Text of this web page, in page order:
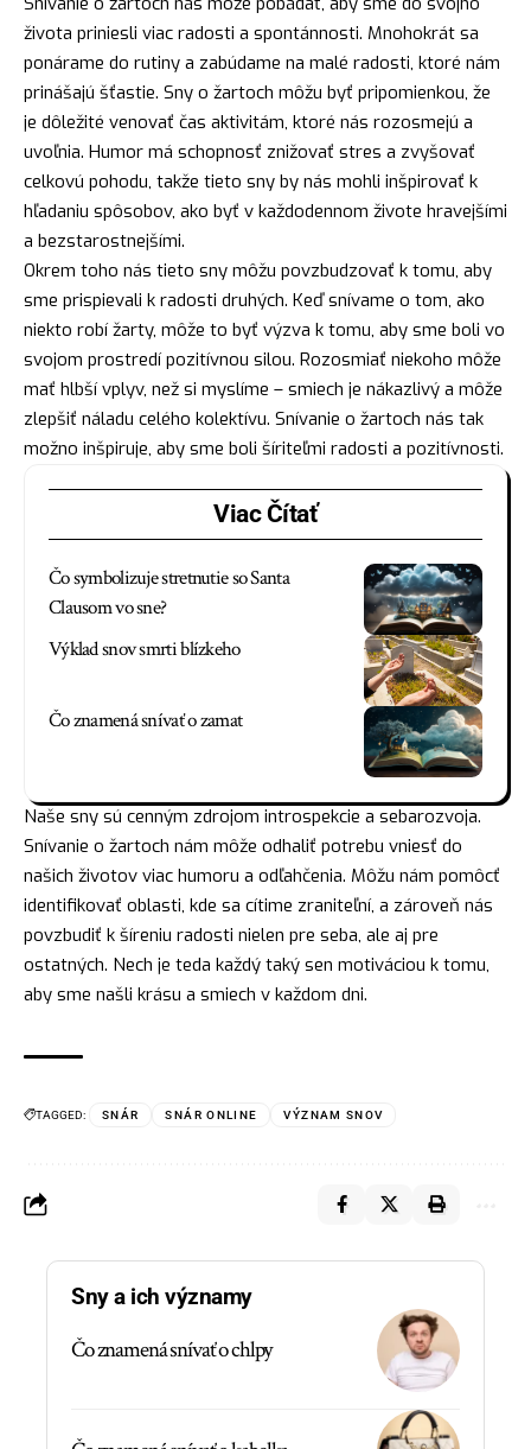
života priniesli viac radosti a spontánnosti. Mnohokrát sa
ponárame do rutiny a zabúdame na malé radosti, ktoré nám
prinášajú šťastie. Sny o žartoch môžu byť pripomienkou, že
je dôležité venovať čas aktivitám, ktoré nás rozosmejú a
uvoľnia. Humor má schopnosť znižovať stres a zvyšovať
celkovú pohodu, takže tieto sny by nás mohli inšpirovať k
hľadaniu spôsobov, ako byť v každodennom živote hravejšími
a bezstarostnejšími.
Okrem toho nás tieto sny môžu povzbudzovať k tomu, aby
sme prispievali k radosti druhých. Keď snívame o tom, ako
niekto robí žarty, môže to byť výzva k tomu, aby sme boli vo
svojom prostredí pozitívnou silou. Rozosmiať niekoho môže
mať hlbší vplyv, než si myslíme – smiech je nákazlivý a môže
zlepšiť náladu celého kolektívu. Snívanie o žartoch nás tak
možno inšpiruje, aby sme boli šíriteľmi radosti a pozitívnosti.
Viac Čítať
Čo symbolizuje stretnutie so Santa
Clausom vo sne?
Výklad snov smrti blízkeho
Čo znamená snívať o zamat
Naše sny sú cenným zdrojom introspekcie a sebarozvoja.
Snívanie o žartoch nám môže odhaliť potrebu vniesť do
našich životov viac humoru a odľahčenia. Môžu nám pomôcť
identifikovať oblasti, kde sa cítime zraniteľní, a zároveň nás
povzbudiť k šíreniu radosti nielen pre seba, ale aj pre
ostatných. Nech je teda každý taký sen motiváciou k tomu,
aby sme našli krásu a smiech v každom dni.
TAGGED: SNÁR SNÁR ONLINE VÝZNAM SNOV
Sny a ich významy
Čo znamená snívať o chlpy